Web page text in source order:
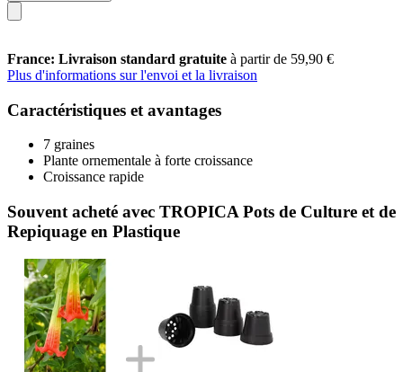
France: Livraison standard gratuite à partir de 59,90 €
Plus d'informations sur l'envoi et la livraison
Caractéristiques et avantages
7 graines
Plante ornementale à forte croissance
Croissance rapide
Souvent acheté avec TROPICA Pots de Culture et de
Repiquage en Plastique